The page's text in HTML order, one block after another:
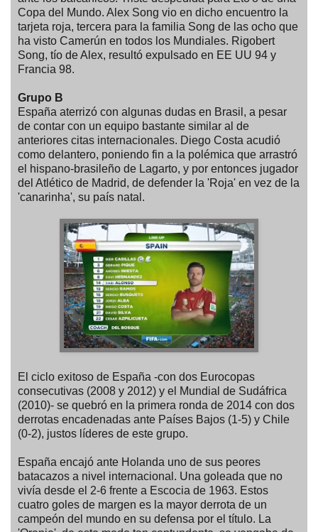
Copa del Mundo. Alex Song vio en dicho encuentro la
tarjeta roja, tercera para la familia Song de las ocho que
ha visto Camerún en todos los Mundiales. Rigobert
Song, tío de Alex, resultó expulsado en EE UU 94 y
Francia 98.
Grupo B
España aterrizó con algunas dudas en Brasil, a pesar
de contar con un equipo bastante similar al de
anteriores citas internacionales. Diego Costa acudió
como delantero, poniendo fin a la polémica que arrastró
el hispano-brasileño de Lagarto, y por entonces jugador
del Atlético de Madrid, de defender la 'Roja' en vez de la
'canarinha', su país natal.
El ciclo exitoso de España -con dos Eurocopas
consecutivas (2008 y 2012) y el Mundial de Sudáfrica
(2010)- se quebró en la primera ronda de 2014 con dos
derrotas encadenadas ante Países Bajos (1-5) y Chile
(0-2), justos líderes de este grupo.
España encajó ante Holanda uno de sus peores
batacazos a nivel internacional. Una goleada que no
vivía desde el 2-6 frente a Escocia de 1963. Estos
cuatro goles de margen es la mayor derrota de un
campeón del mundo en su defensa por el título. La